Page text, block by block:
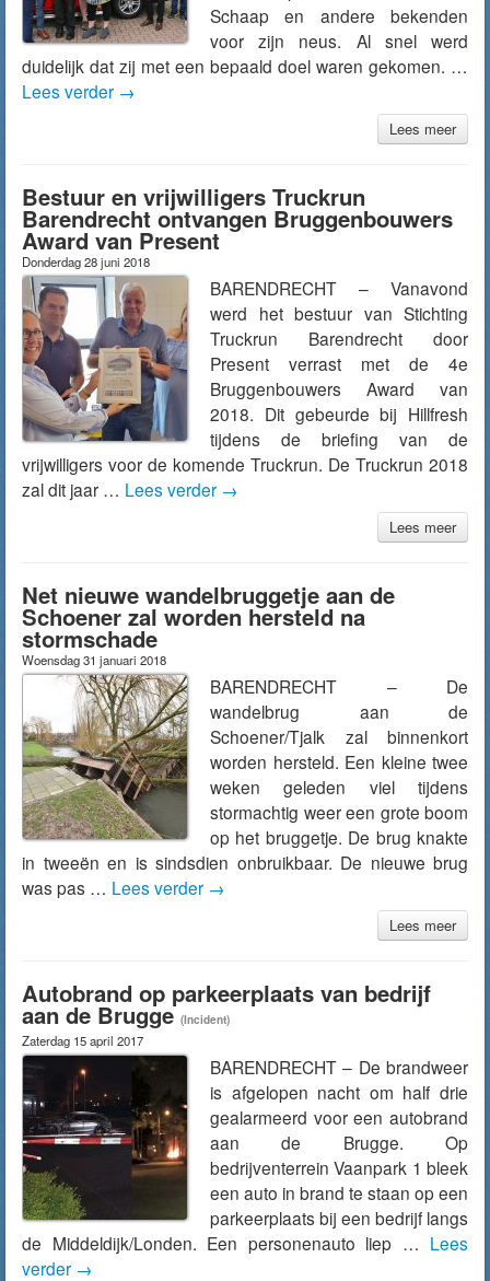
Schaap en andere bekenden
voor zijn neus. Al snel werd
duidelijk dat zij met een bepaald doel waren gekomen. …
Lees verder →
Lees meer
Bestuur en vrijwilligers Truckrun
Barendrecht ontvangen Bruggenbouwers
Award van Present
Donderdag 28 juni 2018
BARENDRECHT – Vanavond
werd het bestuur van Stichting
Truckrun Barendrecht door
Present verrast met de 4e
Bruggenbouwers Award van
2018. Dit gebeurde bij Hillfresh
tijdens de briefing van de
vrijwilligers voor de komende Truckrun. De Truckrun 2018
zal dit jaar … Lees verder →
Lees meer
Net nieuwe wandelbruggetje aan de
Schoener zal worden hersteld na
stormschade
Woensdag 31 januari 2018
BARENDRECHT – De
wandelbrug aan de
Schoener/Tjalk zal binnenkort
worden hersteld. Een kleine twee
weken geleden viel tijdens
stormachtig weer een grote boom
op het bruggetje. De brug knakte
in tweeën en is sindsdien onbruikbaar. De nieuwe brug
was pas … Lees verder →
Lees meer
Autobrand op parkeerplaats van bedrijf
aan de Brugge (Incident)
Zaterdag 15 april 2017
BARENDRECHT – De brandweer
is afgelopen nacht om half drie
gealarmeerd voor een autobrand
aan de Brugge. Op
bedrijventerrein Vaanpark 1 bleek
een auto in brand te staan op een
parkeerplaats bij een bedrijf langs
de Middeldijk/Londen. Een personenauto liep … Lees
verder →